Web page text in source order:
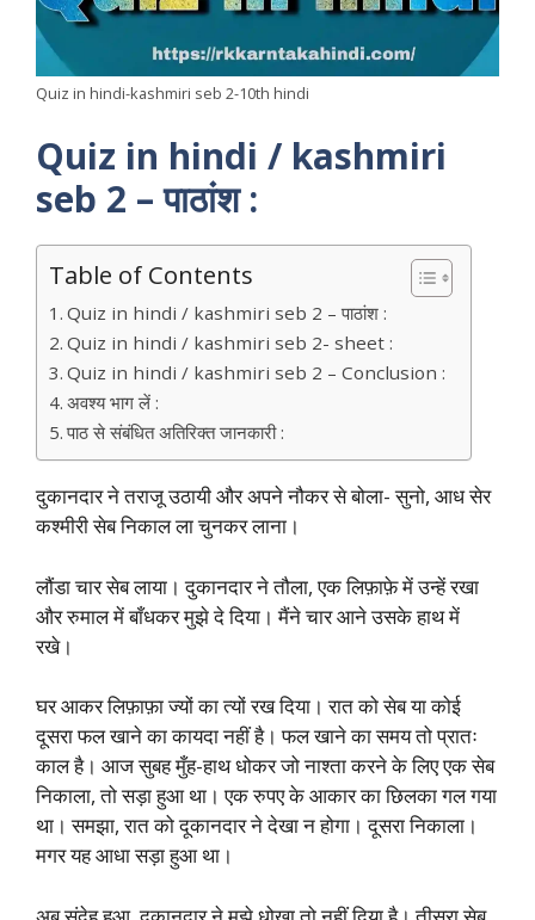
Quiz in hindi-kashmiri seb 2-10th hindi
Quiz in hindi / kashmiri
seb 2 – पाठांश :
Table of Contents
Quiz in hindi / kashmiri seb 2 – पाठांश :
Quiz in hindi / kashmiri seb 2- sheet :
Quiz in hindi / kashmiri seb 2 – Conclusion :
अवश्य भाग लें :
पाठ से संबंधित अतिरिक्त जानकारी :
दुकानदार ने तराजू उठायी और अपने नौकर से बोला- सुनो, आध सेर
कश्मीरी सेब निकाल ला चुनकर लाना।
लौंडा चार सेब लाया। दुकानदार ने तौला, एक लिफ़ाफ़े में उन्हें रखा
और रुमाल में बाँधकर मुझे दे दिया। मैंने चार आने उसके हाथ में
रखे।
घर आकर लिफ़ाफ़ा ज्यों का त्यों रख दिया। रात को सेब या कोई
दूसरा फल खाने का कायदा नहीं है। फल खाने का समय तो प्रातः
काल है। आज सुबह मुँह-हाथ धोकर जो नाश्ता करने के लिए एक सेब
निकाला, तो सड़ा हुआ था। एक रुपए के आकार का छिलका गल गया
था। समझा, रात को दूकानदार ने देखा न होगा। दूसरा निकाला।
मगर यह आधा सड़ा हुआ था।